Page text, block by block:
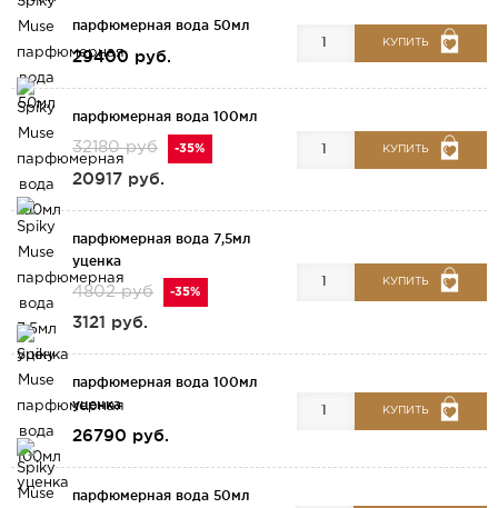
парфюмерная вода 50мл
29400 руб.
КУПИТЬ
парфюмерная вода 100мл
32180 руб -35%
20917 руб.
КУПИТЬ
парфюмерная вода 7,5мл
уценка
4802 руб -35%
3121 руб.
КУПИТЬ
парфюмерная вода 100мл
уценка
26790 руб.
КУПИТЬ
парфюмерная вода 50мл